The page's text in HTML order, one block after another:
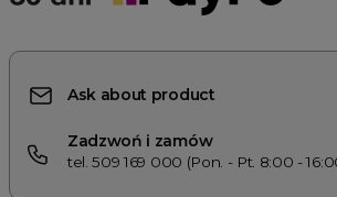
Ask about product
Zadzwoń i zamów
tel. 509 169 000 (Pon. - Pt. 8:00 -